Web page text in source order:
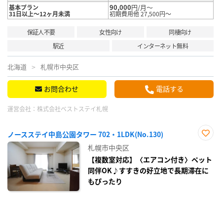
基本プラン
31日以上～12ヶ月未満
90,000円/月～
初期費用他 27,500円～
保証人不要 女性向け
同棲向け
駅近
インターネット無料
北海道 札幌市中央区
お問合わせ 電話する
運営会社： 株式会社ベストステイ札幌
ノースステイ中島公園タワー 702・1LDK(No.130)
り登
録
札幌市中央区
【複数室対応】〈エアコン付き〉ペット
同伴OK♪すすきの好立地で長期滞在に
もぴったり